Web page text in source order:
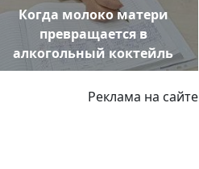
Когда молоко матери
превращается в
алкогольный коктейль
Реклама на сайте